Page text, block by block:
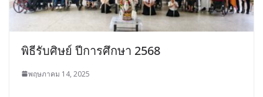
พิธีรับศิษย์ ปีการศึกษา 2568
พฤษภาคม 14, 2025